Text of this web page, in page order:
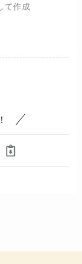
て作成